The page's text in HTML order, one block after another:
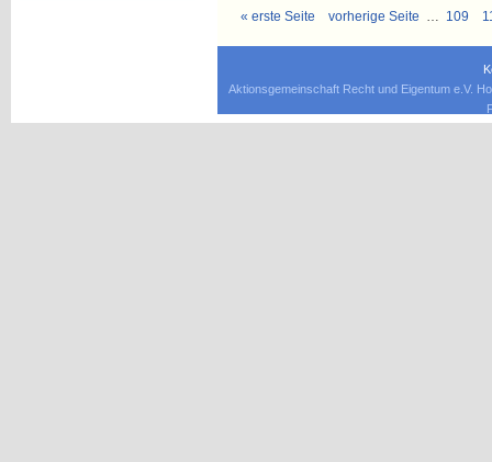
« erste Seite vorherige Seite … 109
Aktionsgemeinschaft Recht und Eigentum e.V.